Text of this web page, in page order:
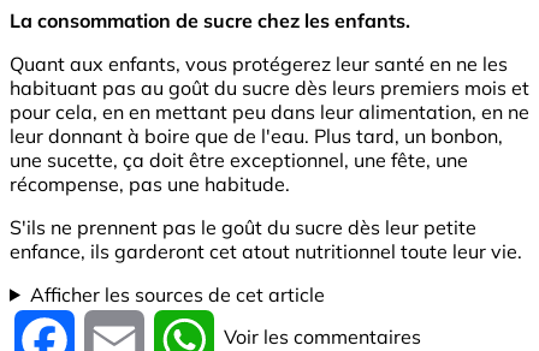
La consommation de sucre chez les enfants.
Quant aux enfants, vous protégerez leur santé en ne les
habituant pas au goût du sucre dès leurs premiers mois et
pour cela, en en mettant peu dans leur alimentation, en ne
leur donnant à boire que de l'eau. Plus tard, un bonbon,
une sucette, ça doit être exceptionnel, une fête, une
récompense, pas une habitude.
S'ils ne prennent pas le goût du sucre dès leur petite
enfance, ils garderont cet atout nutritionnel toute leur vie.
Afficher les sources de cet article
Facebook Email WhatsApp
Voir les commentaires